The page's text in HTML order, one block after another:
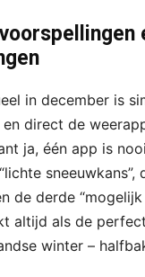
in december is
direct de
ja, één app is
sneeuwkans”,
de derde
altijd als de
winter –